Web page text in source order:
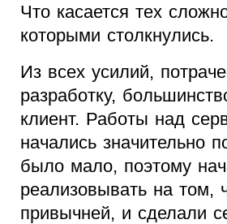
Что касается тех
которыми столкнулись.
Из всех усилий,
разработку,
клиент. Работы над
начались значительно
было мало, поэтому
реализовывать на том,
привычней, и сделали